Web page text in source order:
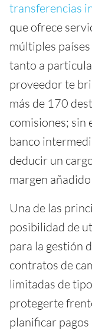
transferencias
que ofrece
múltiples
tanto a
proveedor te
más de 170
comisiones; sin
banco
deducir un
margen
Una de las
posibilidad de
para la gestión
contratos de
limitadas de
protegerte
planificar